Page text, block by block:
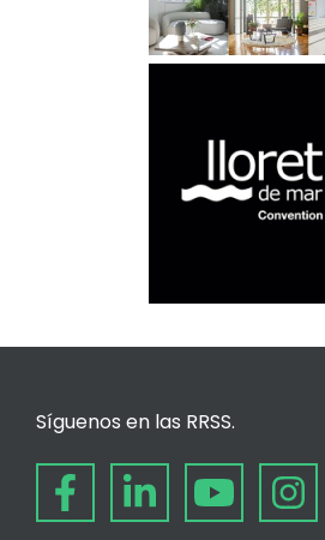
Síguenos en las RRSS.